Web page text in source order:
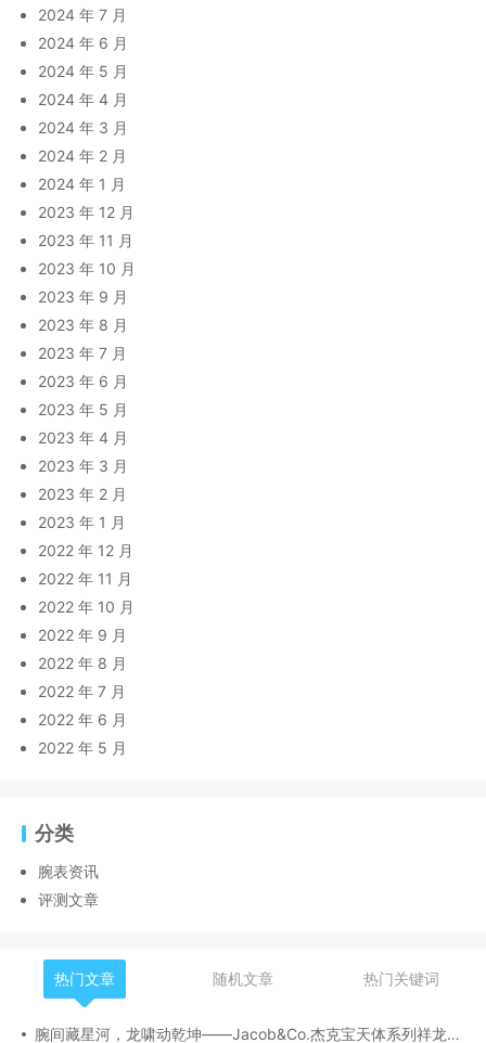
2024 年 7 月
2024 年 6 月
2024 年 5 月
2024 年 4 月
2024 年 3 月
2024 年 2 月
2024 年 1 月
2023 年 12 月
2023 年 11 月
2023 年 10 月
2023 年 9 月
2023 年 8 月
2023 年 7 月
2023 年 6 月
2023 年 5 月
2023 年 4 月
2023 年 3 月
2023 年 2 月
2023 年 1 月
2022 年 12 月
2022 年 11 月
2022 年 10 月
2022 年 9 月
2022 年 8 月
2022 年 7 月
2022 年 6 月
2022 年 5 月
分类
腕表资讯
评测文章
热门文章 随机文章 热门关键词
腕间藏星河，龙啸动乾坤——Jacob&Co.杰克宝天体系列祥龙款艺术腕表解析